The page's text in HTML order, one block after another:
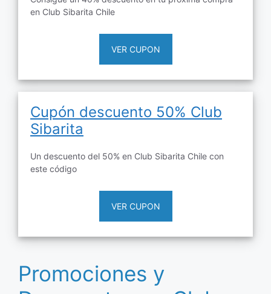
en Club Sibarita Chile
VER CUPON
Cupón descuento 50% Club
Sibarita
Un descuento del 50% en Club Sibarita Chile con
este código
VER CUPON
Promociones y